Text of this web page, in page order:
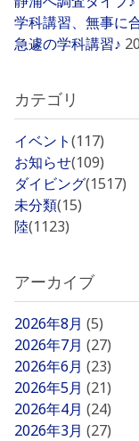
学科講習、無事に
急遽の学科講習♪
カテゴリ
イベント(117)
お知らせ(109)
ダイビング(1517)
未分類(15)
陸(1123)
アーカイブ
2026年8月 (5)
2026年7月 (27)
2026年6月 (23)
2026年5月 (21)
2026年4月 (24)
2026年3月 (27)